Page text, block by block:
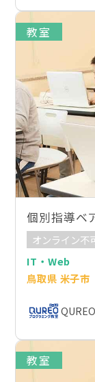
教室
個別指導ベ
オンライン不
IT・Web
鳥取県 米子市
教室